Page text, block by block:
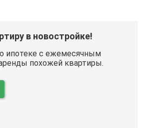
в новостройке!
ипотеке с ежемесячным
похожей квартиры.